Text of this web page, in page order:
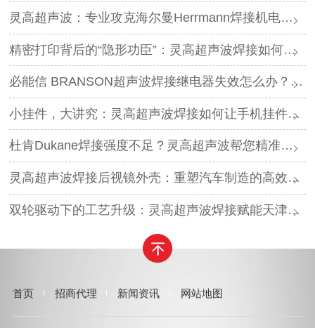
灵高超声波：专业攻克海尔曼Herrmann焊接机电路板短路难题
精密打印背后的“隐形功臣”：灵高超声波焊接如何让喷墨头支架更可靠？
必能信 BRANSON超声波焊接继电器失效怎么办？灵高超声波“四步维修法”精准破局
小挂件，大讲究：灵高超声波焊接如何让手机挂件更“抗造”？
杜肯Dukane焊接强度不足？灵高超声波帮您精准破局
灵高超声波焊接后视镜外壳：重塑汽车制造的高效与美学
双轮驱动下的工艺升级：灵高超声波焊接赋能天津汽车与电子产业
首页 招商代理 新闻资讯 网站地图